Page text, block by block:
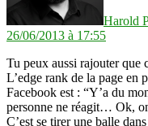
Harold
26/06/2013 à 17:55
Tu peux aussi rajouter que
L’edge rank de la page en
Facebook est : “Y’a du
personne ne réagit… Ok,
C’est se tirer une balle